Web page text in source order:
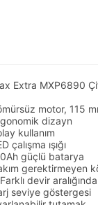
Extra MXP6890
motor, 115
dizayn
kullanım
çalışma ışığı
güçlü batarya
gerektirmeyen
devir
seviye göstergesi